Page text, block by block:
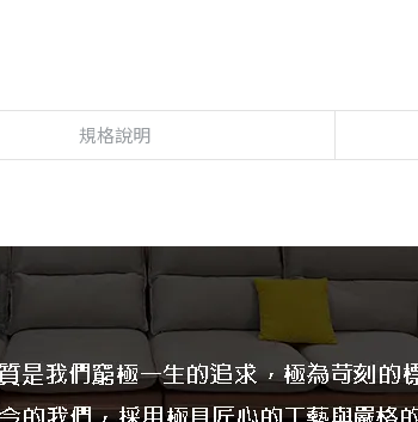
規格說明